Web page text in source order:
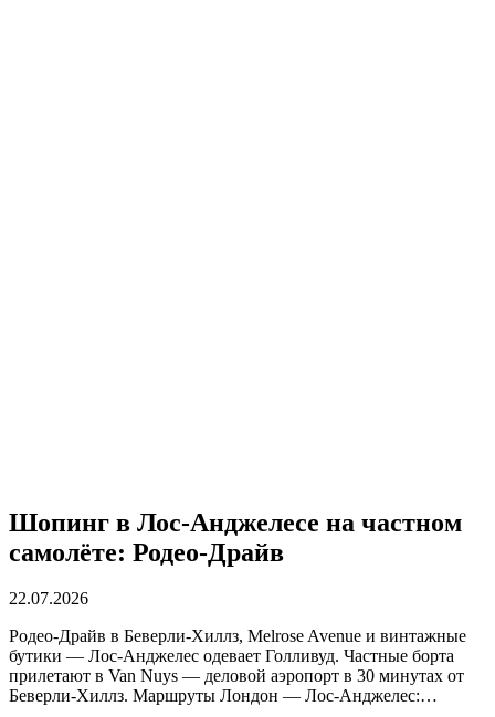
Шопинг в Лос-Анджелесе на частном
самолёте: Родео-Драйв
22.07.2026
Родео-Драйв в Беверли-Хиллз, Melrose Avenue и винтажные
бутики — Лос-Анджелес одевает Голливуд. Частные борта
прилетают в Van Nuys — деловой аэропорт в 30 минутах от
Беверли-Хиллз. Маршруты Лондон — Лос-Анджелес:…